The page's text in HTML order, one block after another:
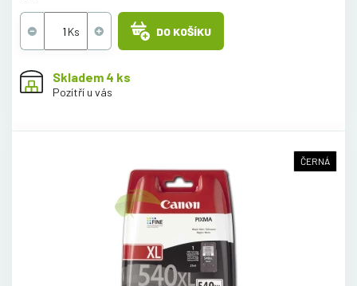
DO KOŠÍKU
Skladem 4 ks
Pozítří u vás
ČERNÁ